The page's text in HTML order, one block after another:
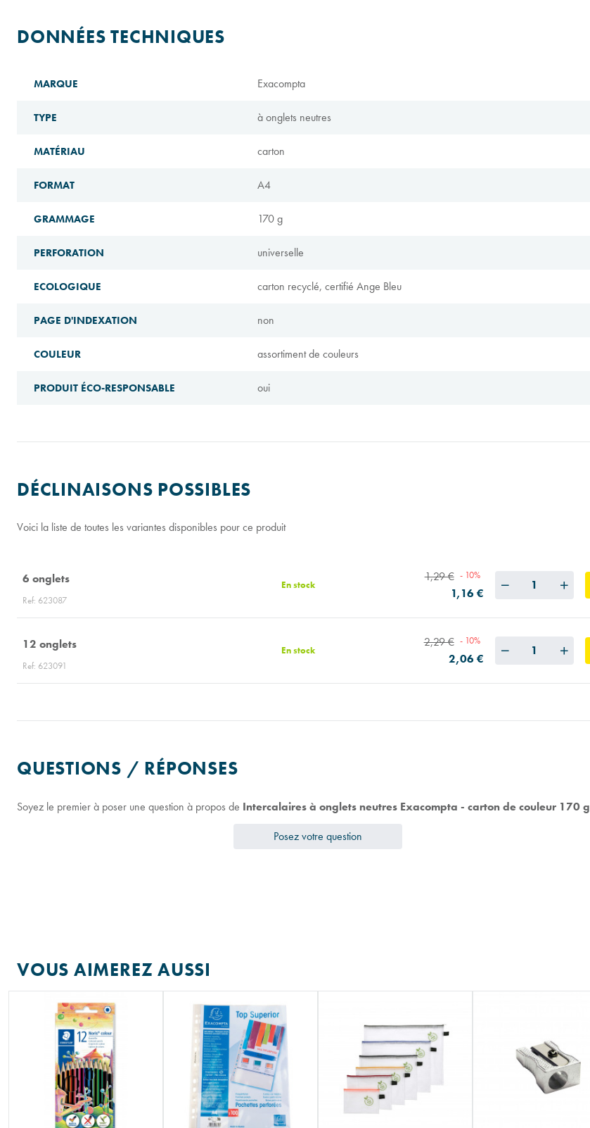
DONNÉES TECHNIQUES
MARQUE Exacompta
TYPE à onglets neutres
MATÉRIAU carton
FORMAT A4
GRAMMAGE 170 g
PERFORATION universelle
ECOLOGIQUE carton recyclé, certifié Ange Bleu
PAGE D'INDEXATION non
COULEUR assortiment de couleurs
PRODUIT ÉCO-RESPONSABLE oui
DÉCLINAISONS POSSIBLES
Voici la liste de toutes les variantes disponibles pour ce produit
6 onglets
Ref: 623087
En stock
1,29 € - 10%
1,16 €
Quantity
12 onglets
Ref: 623091
En stock
2,29 € - 10%
2,06 €
Quantity
QUESTIONS / RÉPONSES
Soyez le premier à poser une question à propos de Intercalaires à onglets neutres Exacompta - carton de couleur 170 g
Posez votre question
VOUS AIMEREZ AUSSI